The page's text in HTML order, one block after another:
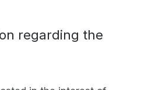
regarding the